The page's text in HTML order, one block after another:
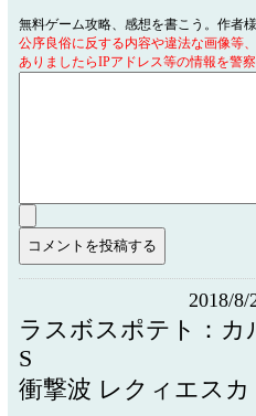
無料ゲーム攻略、感想を書こう。作者
公序良俗に反する内容や違法な画像等
ありましたらIPアドレス等の情報を警
2018/8/
ラスボスポテト：カ
S
衝撃波 レクィエス